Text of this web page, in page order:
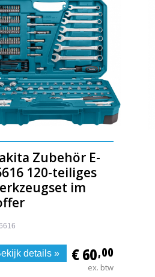
Zubehör E-
120-teiliges
im
€ 60,00
ex. btw
details »